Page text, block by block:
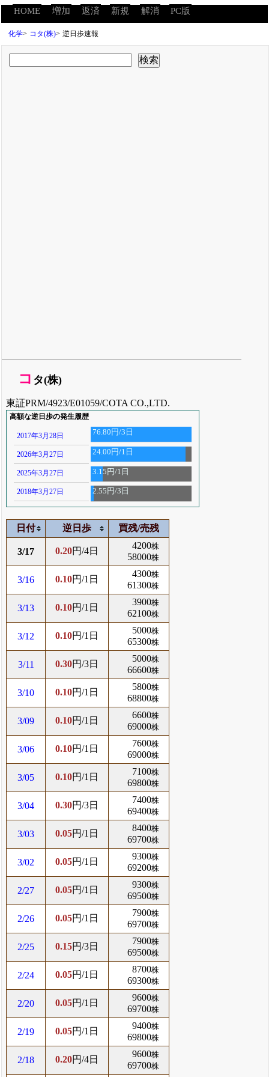
HOME 増加 返済 新規 解消 PC版
化学> コタ(株)> 逆日歩速報
コ タ(株)
東証PRM/4923/E01059/COTA CO.,LTD.
高額な逆日歩の発生履歴
2017年3月28日 76.80円/3日
2026年3月27日 24.00円/1日
2025年3月27日 3.15円/1日
2018年3月27日 2.55円/3日
日付 逆日歩 買残/売残
3/17 0.20円/4日
4200株
58000株
3/16 0.10円/1日
4300株
61300株
3/13 0.10円/1日
3900株
62100株
3/12 0.10円/1日
5000株
65300株
3/11 0.30円/3日
5000株
66600株
3/10 0.10円/1日
5800株
68800株
3/09 0.10円/1日
6600株
69000株
3/06 0.10円/1日
7600株
69000株
3/05 0.10円/1日
7100株
69800株
3/04 0.30円/3日
7400株
69400株
3/03 0.05円/1日
8400株
69700株
3/02 0.05円/1日
9300株
69200株
2/27 0.05円/1日
9300株
69500株
2/26 0.05円/1日
7900株
69700株
2/25 0.15円/3日
7900株
69500株
2/24 0.05円/1日
8700株
69300株
2/20 0.05円/1日
9600株
69700株
2/19 0.05円/1日
9400株
69800株
2/18 0.20円/4日
9600株
69700株